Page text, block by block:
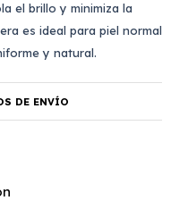
el brillo y minimiza la
es ideal para piel normal
y natural.
DE ENVÍO